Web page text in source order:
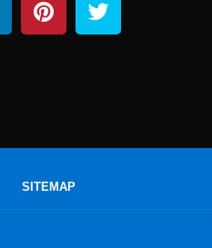
SITEMAP